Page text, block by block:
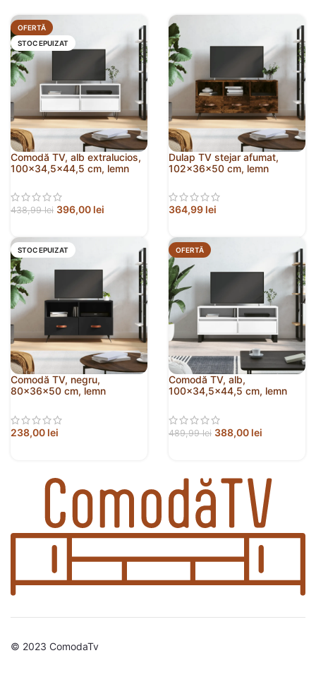
OFERTĂ
STOC EPUIZAT
Comodă TV, alb extralucios,
100×34,5×44,5 cm, lemn
438,99lei 396,00 lei
Dulap TV stejar afumat,
102x36x50 cm, lemn
364,99 lei
STOC EPUIZAT
Comodă TV, negru,
80x36x50 cm, lemn
238,00 lei
OFERTĂ
Comodă TV, alb,
100×34,5×44,5 cm, lemn
489,99lei 388,00 lei
© 2023 ComodaTv